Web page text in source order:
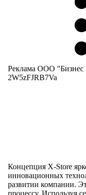
Реклама ООО "Бизнес
2W5zFJRB7Va
Концепция X-Store
инновационных
развитии компании.
процессу. Используя